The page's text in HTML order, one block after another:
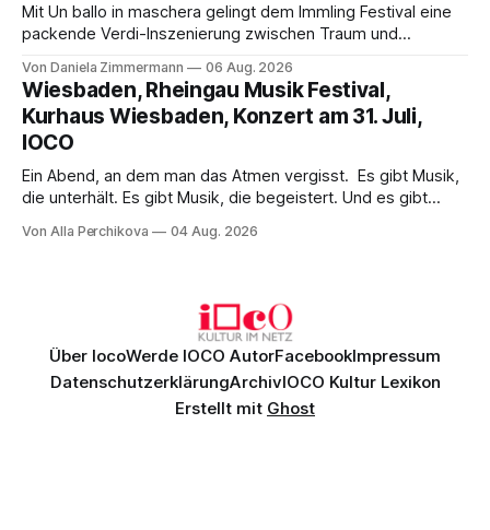
Mit Un ballo in maschera gelingt dem Immling Festival eine
packende Verdi-Inszenierung zwischen Traum und
psychologische Tiefe mit starken Bildern, getragen von
einem spielfreudigen Ensemble und einer musikalisch
überzeugenden Gesamtleistung.
Von Daniela Zimmermann 06 Aug. 2026
Wiesbaden, Rheingau Musik Festival,
Kurhaus Wiesbaden, Konzert am 31. Juli,
IOCO
Ein Abend, an dem man das Atmen vergisst. Es gibt Musik,
die unterhält. Es gibt Musik, die begeistert. Und es gibt
Genau so war der Abend im Kurhaus Wiesbaden, an dem
Von Alla Perchikova 04 Aug. 2026
Über IocoWerde IOCO AutorFacebookImpressum
DatenschutzerklärungArchivIOCO Kultur Lexikon
Erstellt mit Ghost